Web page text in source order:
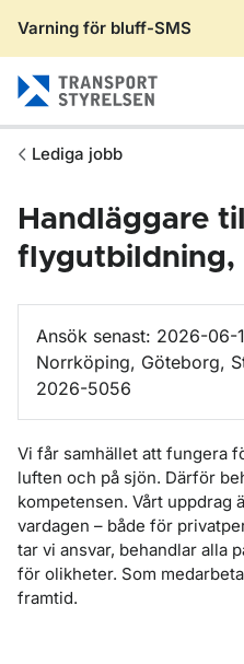
Varning för bluff-SMS
Lediga jobb
Handläggare
flygutbildning,
Ansök senast: 2026-06-
Norrköping, Göteborg,
2026-5056
Vi får samhället att fungera
luften och på sjön. Därför
kompetensen. Vårt uppdrag
vardagen – både för
tar vi ansvar, behandlar alla
för olikheter. Som
framtid.